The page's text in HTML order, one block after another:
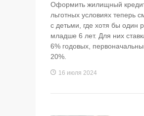
Оформить жилищный
льготных условиях теперь
с детьми, где хотя бы один
младше 6 лет. Для них
6% годовых,
20%.
16 июля 2024